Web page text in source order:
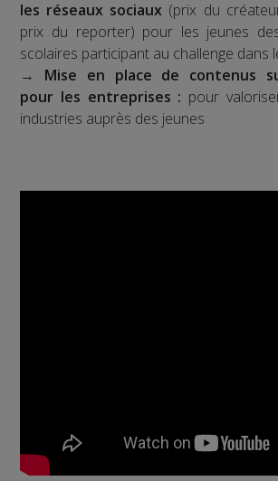
les réseaux sociaux (prix du
prix du reporter) pour les jeunes
scolaires participant au challenge dans
→ Mise en place de contenus
pour les entreprises : pour
industries auprès des jeunes